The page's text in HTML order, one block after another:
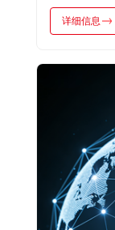
详细信息